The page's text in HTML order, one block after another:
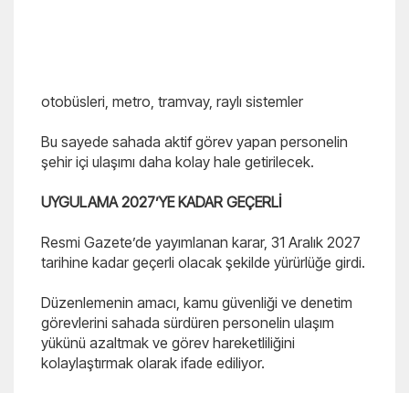
otobüsleri, metro, tramvay, raylı sistemler
Bu sayede sahada aktif görev yapan personelin
şehir içi ulaşımı daha kolay hale getirilecek.
UYGULAMA 2027’YE KADAR GEÇERLİ
Resmi Gazete’de yayımlanan karar, 31 Aralık 2027
tarihine kadar geçerli olacak şekilde yürürlüğe girdi.
Düzenlemenin amacı, kamu güvenliği ve denetim
görevlerini sahada sürdüren personelin ulaşım
yükünü azaltmak ve görev hareketliliğini
kolaylaştırmak olarak ifade ediliyor.